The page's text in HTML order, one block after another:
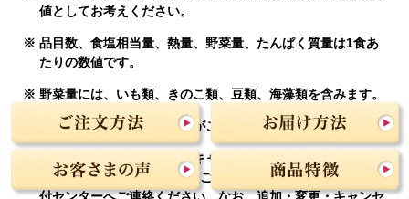
値としてお考えください。
品目数、食塩相当量、熱量、野菜量、たんぱく質量は1食あ
たりの数値です。
野菜量には、いも類、きのこ類、豆類、海藻類を含みます。
一部、お届けできない地域がございます。
受付締切後の追加・変更・キャンセルは、お届け日2日前の
午後5時までに、担当の「まごころスタッフ」または弊社受